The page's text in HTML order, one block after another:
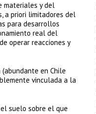
materiales y del
a priori limitadores del
para desarrollos
real del
operar reacciones y
en Chile
vinculada a la
suelo sobre el que